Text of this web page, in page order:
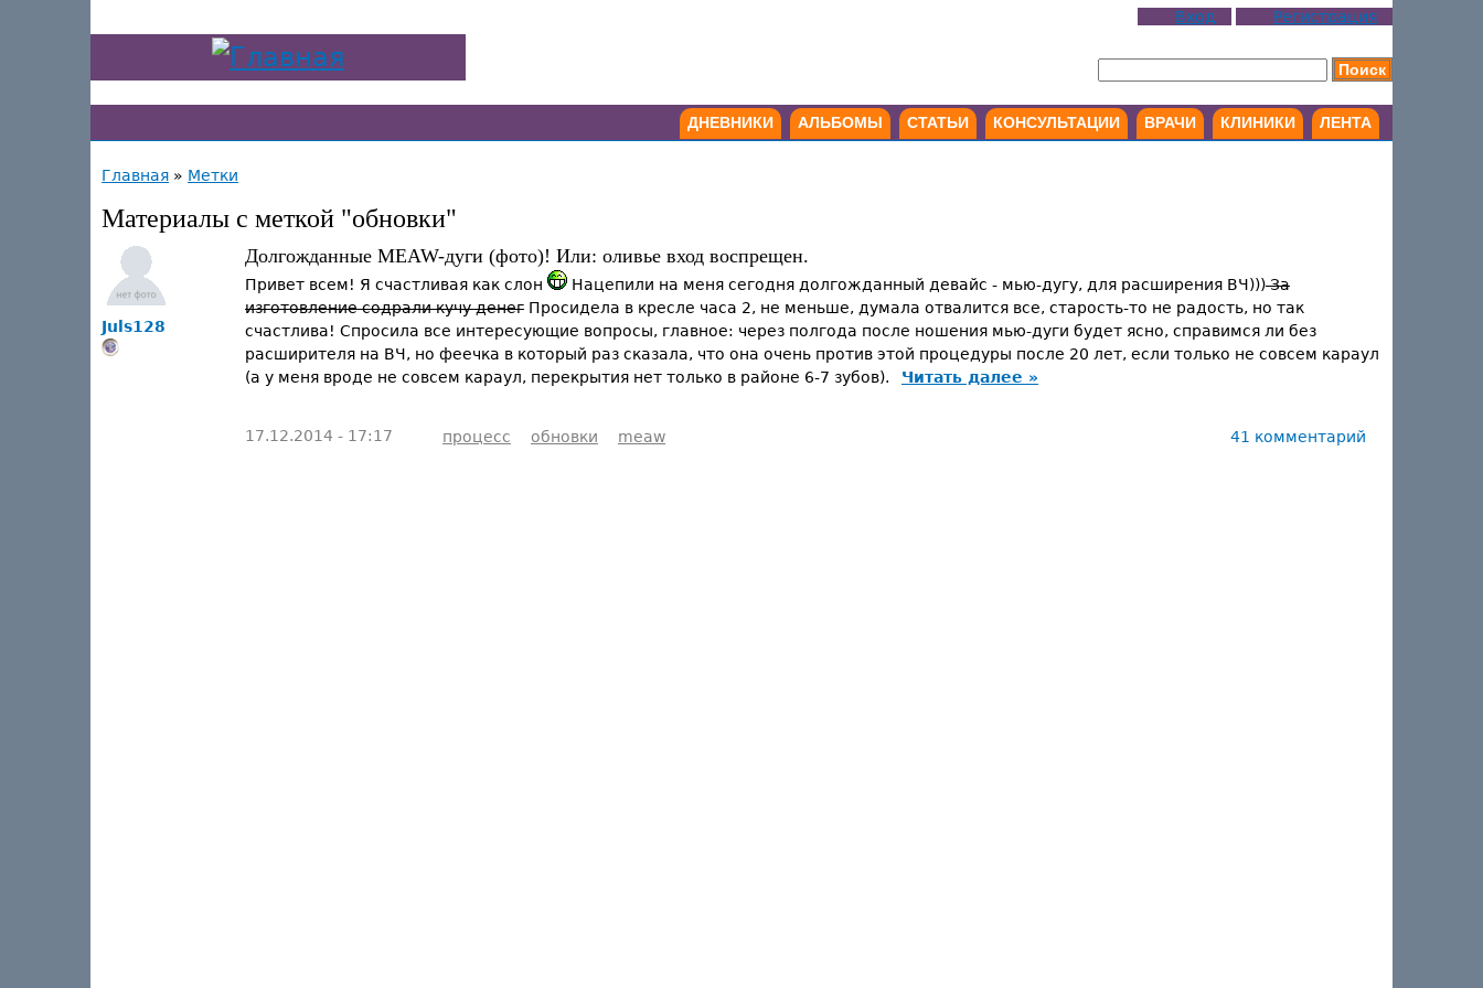
Вход Регистрация
ДНЕВНИКИ АЛЬБОМЫ СТАТЬИ КОНСУЛЬТАЦИИ ВРАЧИ КЛИНИКИ ЛЕНТА
Главная » Метки
Материалы с меткой "обновки"
Juls128
Долгожданные MEAW-дуги (фото)! Или: оливье вход воспрещен.
Привет всем! Я счастливая как слон Нацепили на меня сегодня долгожданный девайс - мью-дугу, для расширения ВЧ)))За
изготовление содрали кучу денег Просидела в кресле часа 2, не меньше, думала отвалится все, старость-то не радость, но так
счастлива! Спросила все интересующие вопросы, главное: через полгода после ношения мью-дуги будет ясно, справимся ли без
расширителя на ВЧ, но феечка в который раз сказала, что она очень против этой процедуры после 20 лет, если только не совсем караул
(а у меня вроде не совсем караул, перекрытия нет только в районе 6-7 зубов).
Читать далее »
17.12.2014 - 17:17 процесс обновки meaw 41 комментарий